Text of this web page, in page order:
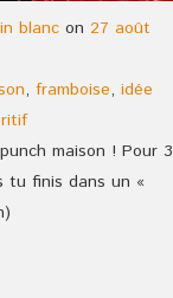
blanc on 27 août
, framboise, idée
maison ! Pour 3
tu finis dans un «